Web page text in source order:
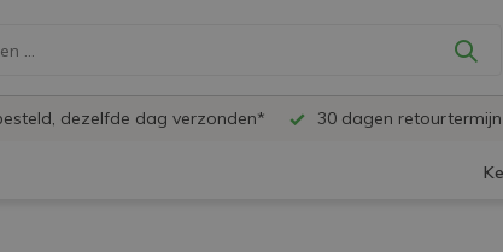
dezelfde dag verzonden* 30 dagen retourtermijn